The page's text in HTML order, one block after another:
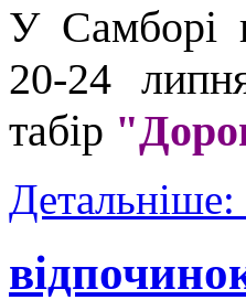
У Самборі
20-24
табір
Детальніше: